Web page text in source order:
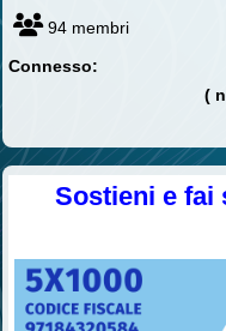
94 membri
Connesso:
(
Sostieni e fai